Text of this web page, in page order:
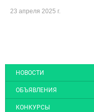
23 апреля 2025 г.
НОВОСТИ
ОБЪЯВЛЕНИЯ
КОНКУРСЫ